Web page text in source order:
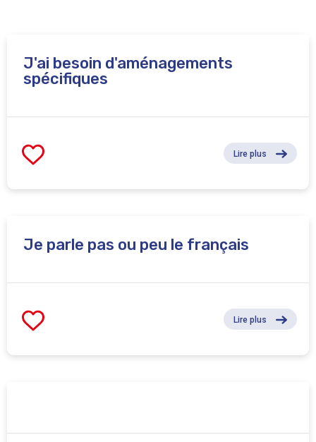
J'ai besoin d'aménagements
spécifiques
Lire plus
Je parle pas ou peu le français
Lire plus